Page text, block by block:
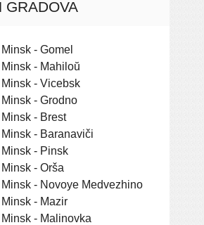
GRADOVA
- Gomel
- Mahiloŭ
- Vicebsk
- Grodno
- Brest
- Baranaviči
- Pinsk
- Orša
- Novoye Medvezhino
- Mazir
- Malinovka